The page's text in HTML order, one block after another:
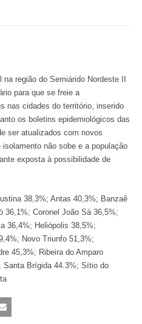
região do Semiárido Nordeste II
para que se freie a
nas cidades do território, inserido
os boletins epidemiológicos das
ser atualizados com novos
não sobe e a população
exposta à possibilidade de
38,3%; Antas 40,3%; Banzaê
36,1%; Coronel João Sá 36,5%;
36,4%; Heliópolis 38,5%;
Novo Triunfo 51,3%;
45,3%; Ribeira do Amparo
Santa Brígida 44.3%; Sítio do